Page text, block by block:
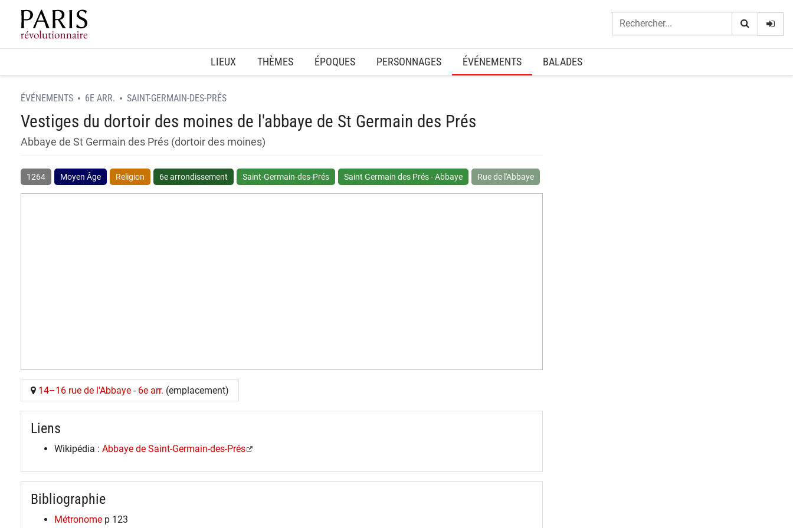
Home
LIEUX THÈMES ÉPOQUES PERSONNAGES ÉVÉNEMENTS BALADES
ÉVÉNEMENTS 6E ARR. SAINT-GERMAIN-DES-PRÉS
Vestiges du dortoir des moines de l'abbaye de St Germain des Prés
Abbaye de St Germain des Prés (dortoir des moines)
1264 Moyen Âge Religion 6e arrondissement Saint-Germain-des-Prés Saint Germain des Prés - Abbaye Rue de l'Abbaye
14–16 rue de l'Abbaye - 6e arr. (emplacement)
Liens
Wikipédia : Abbaye de Saint-Germain-des-Prés
Bibliographie
Métronome p 123